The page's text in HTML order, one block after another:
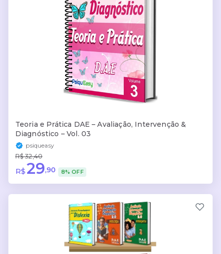
Teoria e Prática DAE – Avaliação, Intervenção &
Diagnóstico – Vol. 03
psiqueasy
R$ 32,40
R$29,90 8% OFF